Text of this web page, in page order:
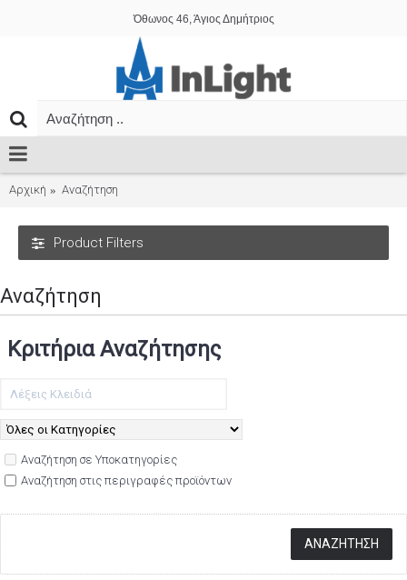
Όθωνος 46, Άγιος Δημήτριος
Αρχική Αναζήτηση
Product Filters
Αναζήτηση
Κριτήρια Αναζήτησης
Αναζήτηση σε Υποκατηγορίες
Αναζήτηση στις περιγραφές προϊόντων